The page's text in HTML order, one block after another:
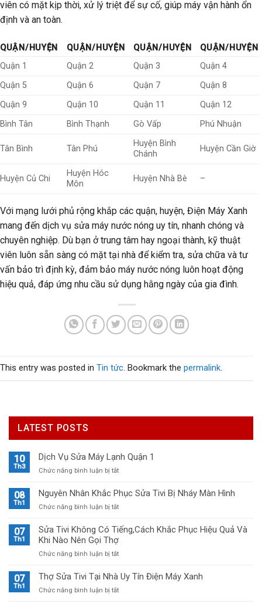
viên có mặt kịp thời, xử lý triệt để sự cố, giúp máy vận hành ổn
định và an toàn.
QUẬN/HUYỆN QUẬN/HUYỆN QUẬN/HUYỆN
QUẬN/HUYỆN
Quận 1
Quận 2 Quận 3
Quận 4
Quận 5
Quận 6 Quận 7
Quận 8
Quận 9
Quận 10 Quận 11
Quận 12
Bình Tân
Bình Thạnh Gò Vấp Phú Nhuận
Tân Bình Tân Phú
Huyện Bình
Chánh
Huyện Cần Giờ
Huyện Củ Chi
Huyện Hóc
Môn
Huyện Nhà Bè –
Với mạng lưới phủ rộng khắp các quận, huyện, Điện Máy Xanh
mang đến dịch vụ sửa máy nước nóng uy tín, nhanh chóng và
chuyên nghiệp. Dù bạn ở trung tâm hay ngoại thành, kỹ thuật
viên luôn sẵn sàng có mặt tại nhà để kiểm tra, sửa chữa và tư
vấn bảo trì định kỳ, đảm bảo máy nước nóng luôn hoạt động
hiệu quả, đáp ứng nhu cầu sử dụng hằng ngày của gia đình.
This entry was posted in Tin tức. Bookmark the permalink.
LATEST POSTS
10
Th3
Dịch Vụ Sửa Máy Lạnh Quận 1
Chức năng bình luận bị tắtở
Vụ
Sửa
Máy
Quận
1
08
Th1
Nguyên Nhân Khắc Phục Sửa Tivi Bị Nháy Màn Hình
Chức năng bình luận bị tắtở
Nhân
Khắc
Sửa
Bị
07
Th1
Sửa Tivi Không Có Tiếng,Cách Khắc Phục Hiệu Quả Và
Khi Nào Nên Gọi Thợ
Chức năng bình luận bị tắtở
Tivi
Không
Có
07
Th1
Thợ Sửa Tivi Tại Nhà Uy Tín Điện Máy Xanh
Chức năng bình luận bị tắtở